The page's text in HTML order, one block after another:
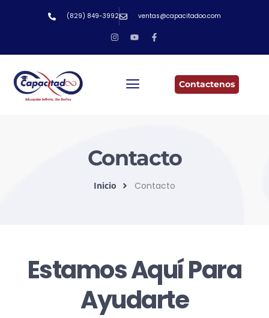
(829) 849-3992 ventas@capacitadoo.com
Contactenos
Contacto
Inicio Contacto
Estamos Aquí Para
Ayudarte